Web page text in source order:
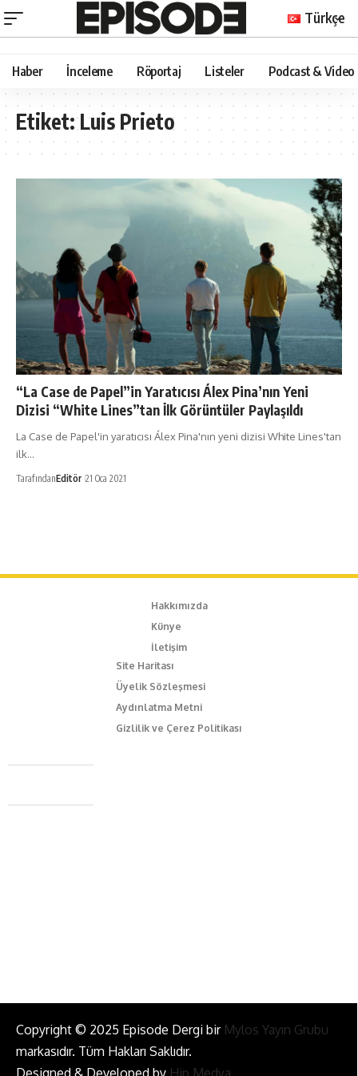
Türkçe
Haber İnceleme Röportaj Listeler Podcast & Video
Etiket:Luis Prieto
“La Case de Papel”in Yaratıcısı Álex Pina’nın Yeni
Dizisi “White Lines”tan İlk Görüntüler Paylaşıldı
La Case de Papel'in yaratıcısı Álex Pina'nın yeni dizisi White Lines'tan
ilk…
TarafındanEditör 21 Oca 2021
Hakkımızda
Künye
İletişim
Site Haritası
Üyelik Sözleşmesi
Aydınlatma Metni
Gizlilik ve Çerez Politikası
Caferağa Mah. Dr. Şakir Paşa Sok. No3/A Kadıköy İstanbul
+90 543 345 46 00
Copyright © 2025 Episode Dergi bir Mylos Yayın Grubu
markasıdır. Tüm Hakları Saklıdır.
Designed & Developed by Hip Medya